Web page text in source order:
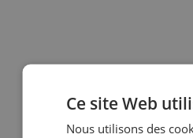
Ce site Web
Nous utilisons des